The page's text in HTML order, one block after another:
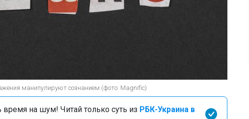
манипулируют сознанием (фото: Magnific)
время на шум! Читай только суть из РБК-Украина в